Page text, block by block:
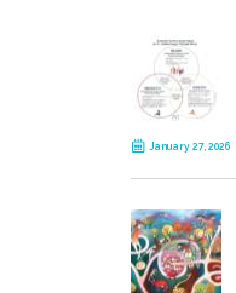
January 27, 2026